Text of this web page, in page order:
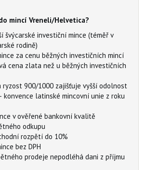
mincí Vreneli/Helvetica?
švýcarské investiční mince (téměř v
rodině)
za cenu běžných investičních mincí
cena zlata než u běžných investičních
ryzost 900/1000 zajišťuje vyšší odolnost
konvence latinské mincovní unie z roku
v ověřené bankovní kvalitě
odkupu
rozpětí do 10%
bez DPH
prodeje nepodléhá dani z příjmu